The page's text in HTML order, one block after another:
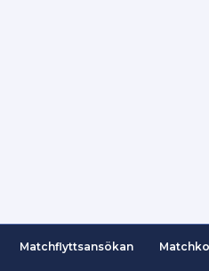
Matchflyttsansökan